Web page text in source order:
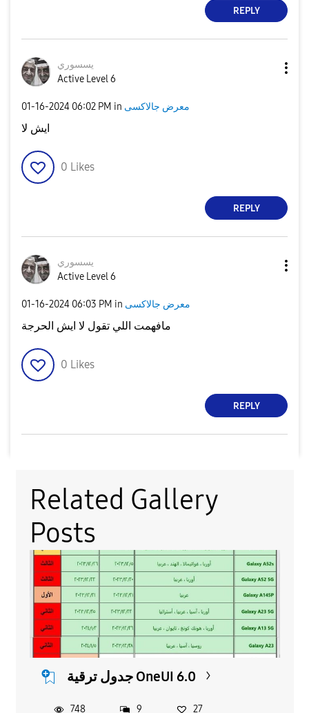
REPLY
يسسوري
Active Level 6
‎01-16-2024 06:02 PM in معرض جالاكسى
ايش لا
0 Likes
REPLY
يسسوري
Active Level 6
‎01-16-2024 06:03 PM in معرض جالاكسى
مافهمت اللي تقول لا ايش الحرجة
0 Likes
REPLY
Related Gallery
Posts
جدول ترقية OneUI 6.0
748 9 27